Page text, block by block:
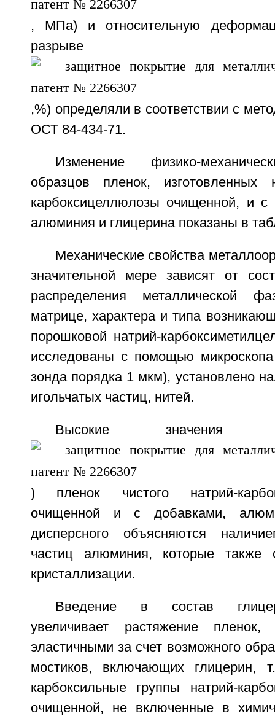
, МПа) и относительную
,%) определяли в соответствии с
ОСТ 84-434-71.
Изменение физико-
образцов пленок,
карбоксицеллюлозы очищенной, и с
алюминия и глицерина показаны в
Механические свойства
значительной мере зависят от
распределения металлической
матрице, характера и типа
порошковой натрий-
исследованы с помощью
зонда порядка 1 мкм), установлено
игольчатых частиц, нитей.
Высокие значения
) пленок чистого натрий-
очищенной и с добавками,
дисперсного объясняются
частиц алюминия, которые также
кристаллизации.
Введение в состав
увеличивает растяжение
эластичными за счет возможного
мостиков, включающих глицерин,
карбоксильные группы натрий-
очищенной, не включенные в